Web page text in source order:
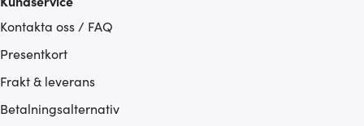
Kontakta oss / FAQ
Presentkort
Frakt & leverans
Betalningsalternativ